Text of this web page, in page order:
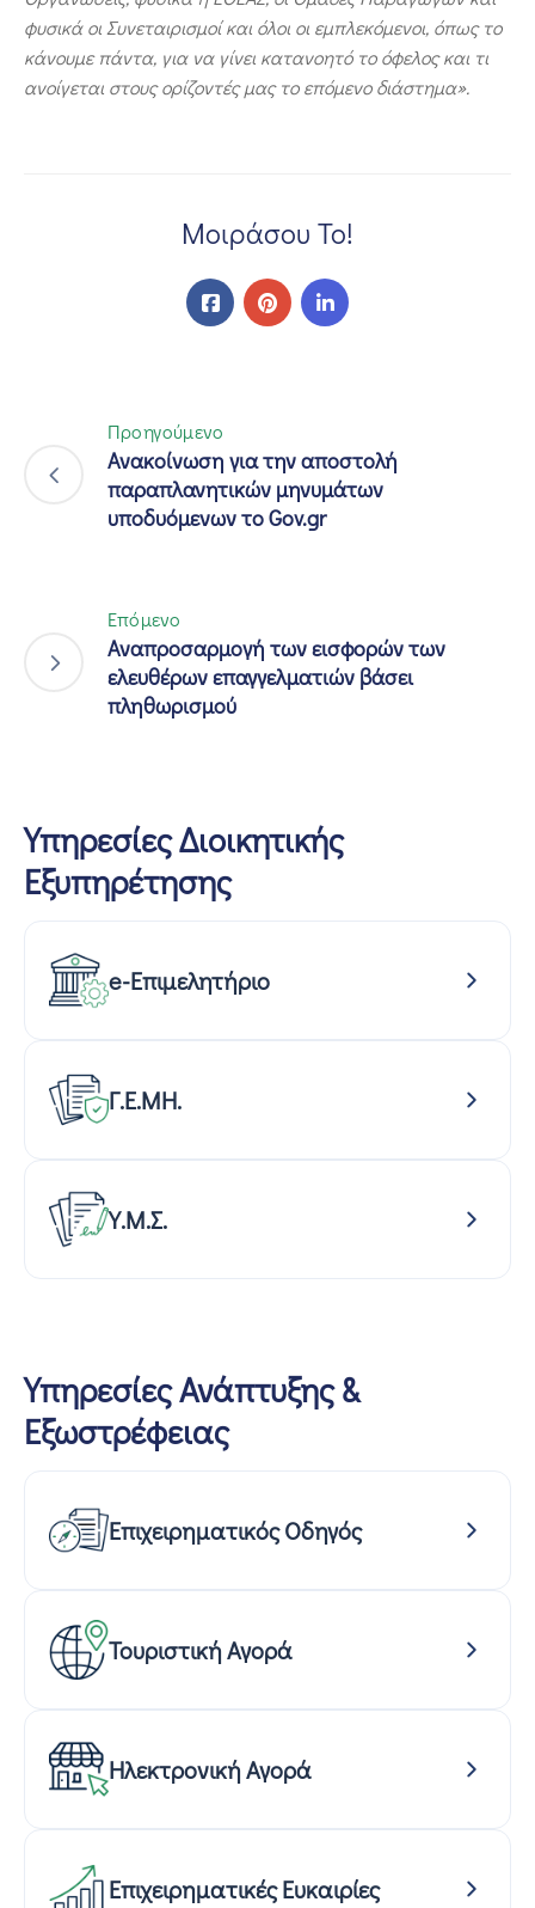
φυσικά οι Συνεταιρισμοί και όλοι οι εμπλεκόμενοι, όπως το
κάνουμε πάντα, για να γίνει κατανοητό το όφελος και τι
ανοίγεται στους ορίζοντές μας το επόμενο διάστημα».
Μοιράσου Το!
Προηγούμενο
Ανακοίνωση για την αποστολή
παραπλανητικών μηνυμάτων
υποδυόμενων το Gov.gr
Επόμενο
Αναπροσαρμογή των εισφορών των
ελευθέρων επαγγελματιών βάσει
πληθωρισμού
Υπηρεσίες Διοικητικής
Εξυπηρέτησης
e-Επιμελητήριο
Γ.Ε.ΜΗ.
Υ.Μ.Σ.
Υπηρεσίες Ανάπτυξης &
Εξωστρέφειας
Επιχειρηματικός Οδηγός
Τουριστική Αγορά
Ηλεκτρονική Αγορά
Επιχειρηματικές Ευκαιρίες